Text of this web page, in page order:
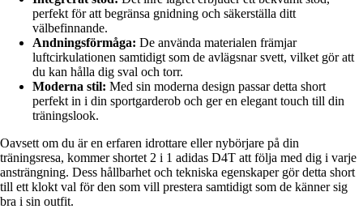
perfekt för att begränsa gnidning och säkerställa ditt
välbefinnande.
Andningsförmåga: De använda materialen främjar
luftcirkulationen samtidigt som de avlägsnar svett, vilket gör att
du kan hålla dig sval och torr.
Moderna stil: Med sin moderna design passar detta short
perfekt in i din sportgarderob och ger en elegant touch till din
träningslook.
Oavsett om du är en erfaren idrottare eller nybörjare på din
träningsresa, kommer shortet 2 i 1 adidas D4T att följa med dig i varje
ansträngning. Dess hållbarhet och tekniska egenskaper gör detta short
till ett klokt val för den som vill prestera samtidigt som de känner sig
bra i sin outfit.